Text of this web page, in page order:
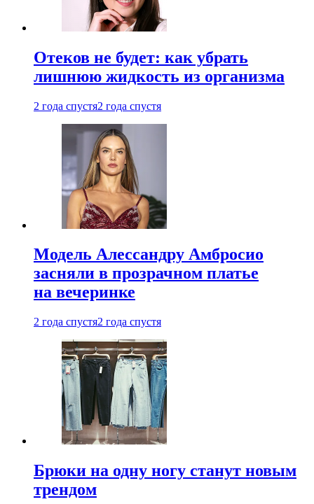
Отеков не будет: как убрать
лишнюю жидкость из организма
2 года спустя2 года спустя
Модель Алессандру Амбросио
засняли в прозрачном платье
на вечеринке
2 года спустя2 года спустя
Брюки на одну ногу станут новым
трендом